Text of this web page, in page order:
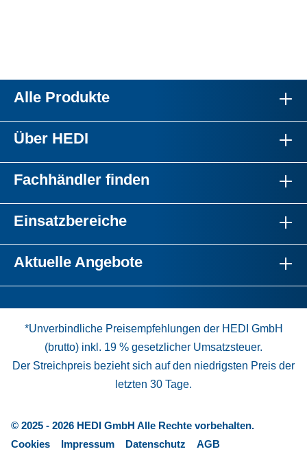
Alle Produkte
Über HEDI
Fachhändler finden
Einsatzbereiche
Aktuelle Angebote
*Unverbindliche Preisempfehlungen der HEDI GmbH
(brutto) inkl. 19 % gesetzlicher Umsatzsteuer.
Der Streichpreis bezieht sich auf den niedrigsten Preis der
letzten 30 Tage.
© 2025 - 2026 HEDI GmbH Alle Rechte vorbehalten.
Cookies
Impressum Datenschutz AGB